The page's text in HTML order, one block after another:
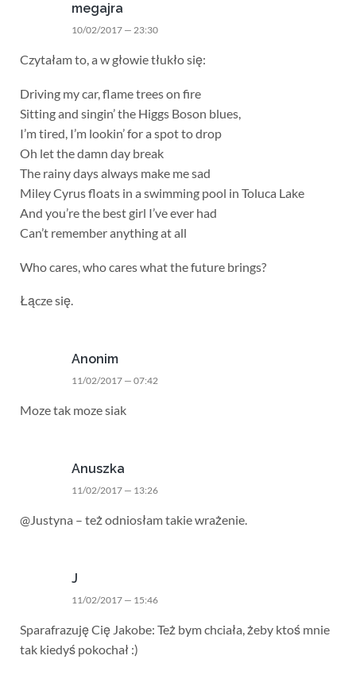
megajra
10/02/2017 — 23:30
Czytałam to, a w głowie tłukło się:
Driving my car, flame trees on fire
Sitting and singin’ the Higgs Boson blues,
I’m tired, I’m lookin’ for a spot to drop
Oh let the damn day break
The rainy days always make me sad
Miley Cyrus floats in a swimming pool in Toluca Lake
And you’re the best girl I’ve ever had
Can’t remember anything at all
Who cares, who cares what the future brings?
Łącze się.
Anonim
11/02/2017 — 07:42
Moze tak moze siak
Anuszka
11/02/2017 — 13:26
@Justyna – też odniosłam takie wrażenie.
J
11/02/2017 — 15:46
Sparafrazuję Cię Jakobe: Też bym chciała, żeby ktoś mnie
tak kiedyś pokochał :)